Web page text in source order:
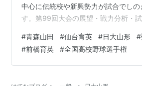
中心に伝統校や新興勢力が試合でしの
す。第99回大会の展望・戦力分析・
ち抜いた優勝校（甲子園出場校）も一
した。
#青森山田 #仙台育英 #日大山形 #
#前橋育英 #全国高校野球選手権